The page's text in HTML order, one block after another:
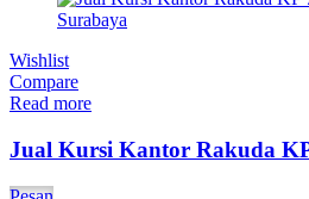
Wishlist
Compare
Read more
Jual Kursi Kantor Rakuda